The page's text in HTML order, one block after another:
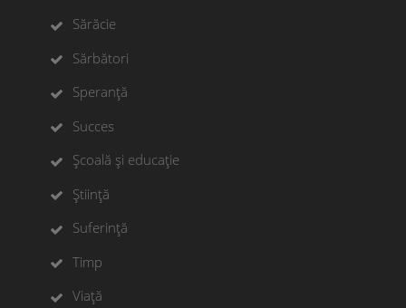
Sărăcie
Sărbători
Speranță
Succes
Școală și educație
Știință
Suferință
Timp
Viață